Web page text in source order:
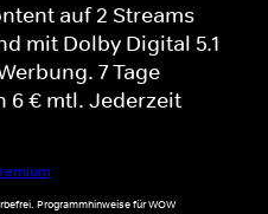
auf 2 Streams
mit Dolby Digital 5.1
7 Tage
6 € mtl. Jederzeit
Programmhinweise für WOW